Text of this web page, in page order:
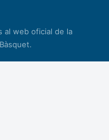
al web oficial de la